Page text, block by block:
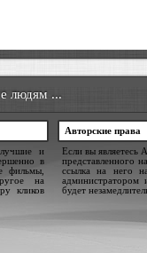
людям ...
и
в
фильмы,
на
кликов
Авторские права
Если вы являетесь
представленного
ссылка на него
администратором
будет